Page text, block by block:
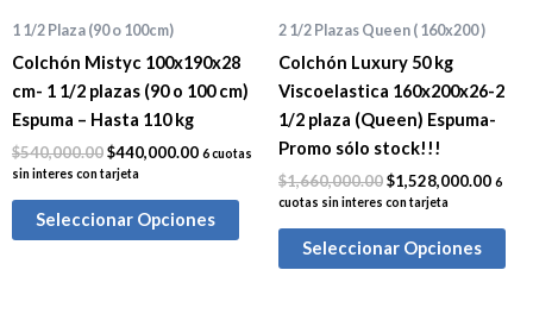
1 1/2 Plaza (90 o 100cm)
Colchón Mistyc 100x190x28
cm- 1 1/2 plazas (90 o 100 cm)
Espuma – Hasta 110 kg
$540,000.00$440,000.00 6 cuotas
sin interes con tarjeta
Seleccionar Opciones
2 1/2 Plazas Queen ( 160x200 )
Colchón Luxury 50 kg
Viscoelastica 160x200x26-2
1/2 plaza (Queen) Espuma-
Promo sólo stock!!!
$1,660,000.00$1,528,000.00 6
cuotas sin interes con tarjeta
Seleccionar Opciones